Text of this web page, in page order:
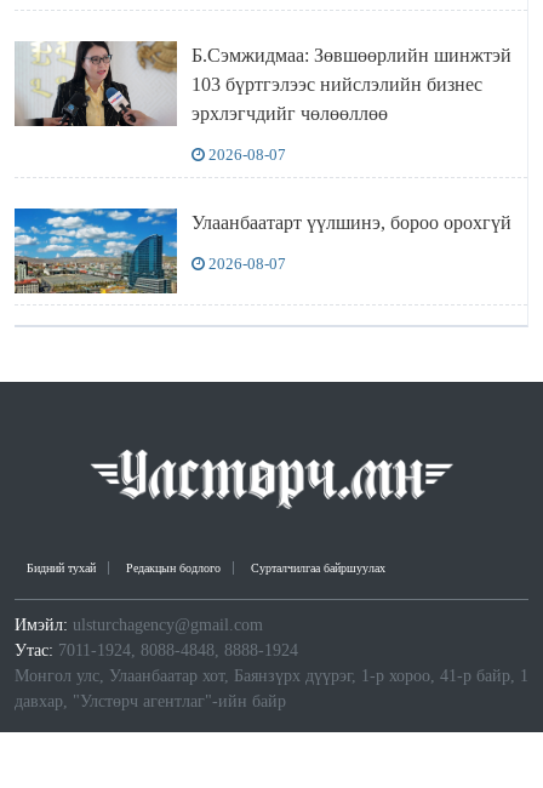
Б.Сэмжидмаа: Зөвшөөрлийн шинжтэй
103 бүртгэлээс нийслэлийн бизнес
эрхлэгчдийг чөлөөллөө
2026-08-07
Улаанбаатарт үүлшинэ, бороо орохгүй
2026-08-07
Бидний тухай Редакцын бодлого Сурталчилгаа байршуулах
Имэйл: ulsturchagency@gmail.com
Утас: 7011-1924, 8088-4848, 8888-1924
Монгол улс, Улаанбаатар хот, Баянзүрх дүүрэг, 1-р хороо, 41-р байр, 1
давхар, "Улстөрч агентлаг"-ийн байр